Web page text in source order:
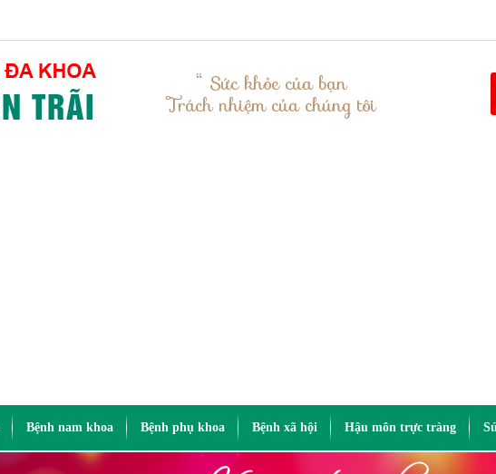
“ Sức khỏe của bạn
Trách nhiệm của chúng tôi
Bệnh nam khoa Bệnh phụ khoa Bệnh xã hội Hậu môn trực tràng